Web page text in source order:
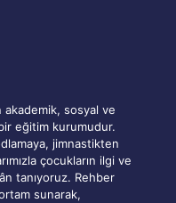
akademik, sosyal ve
eğitim kurumudur.
jimnastikten
çocukların ilgi ve
tanıyoruz. Rehber
sunarak,